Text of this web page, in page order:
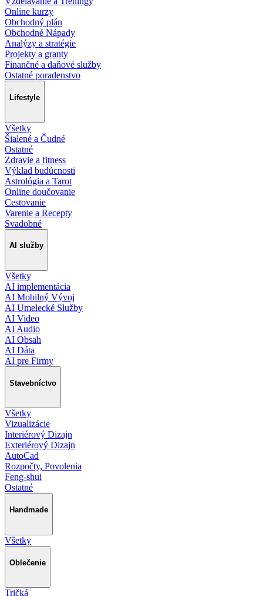
Online kurzy
Obchodný plán
Obchodné Nápady
Analýzy a stratégie
Projekty a granty
Finančné a daňové služby
Ostatné poradenstvo
Lifestyle
Všetky
Šialené a Čudné
Ostatné
Zdravie a fitness
Výklad budúcnosti
Astrológia a Tarot
Online doučovanie
Cestovanie
Varenie a Recepty
Svadobné
AI služby
Všetky
AI implementácia
AI Mobilný Vývoj
AI Umelecké Služby
AI Video
AI Audio
AI Obsah
AI Dáta
AI pre Firmy
Stavebníctvo
Všetky
Vizualizácie
Interiérový Dizajn
Exteriérový Dizajn
AutoCad
Rozpočty, Povolenia
Feng-shui
Ostatné
Handmade
Všetky
Oblečenie
Tričká